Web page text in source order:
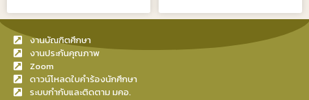
งานบัณฑิตศึกษา
งานประกันคุณภาพ
Zoom
ดาวน์โหลดใบคำร้องนักศึกษา
ระบบกำกับและติดตาม มคอ.